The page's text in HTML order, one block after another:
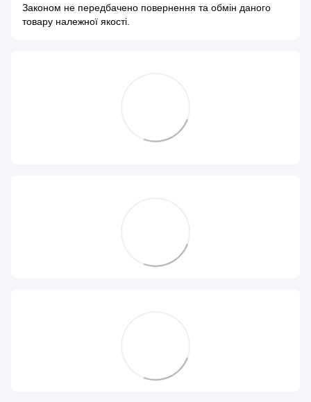
Законом не передбачено повернення та обмін даного
товару належної якості.